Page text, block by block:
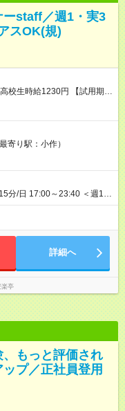
staff／週1・実3
スOK(規)
12ヶ月 雇用形態、給与は本
間で、合計30時間の試用期
寄り駅：小作）
分/日 17:00～23:40 ＜週1日
21:30までの勤務 ・シフ
OK◎ ・週1日もあれば週5日
けます！
詳細へ
楽亭
もっと評価され
プ／正社員登用